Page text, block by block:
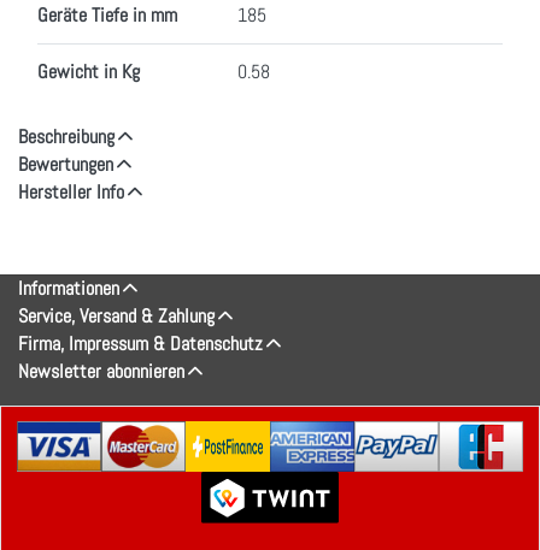
Geräte Tiefe in mm 185
Gewicht in Kg 0.58
Beschreibung
Bewertungen
Hersteller Info
Informationen
Service, Versand & Zahlung
Firma, Impressum & Datenschutz
Newsletter abonnieren